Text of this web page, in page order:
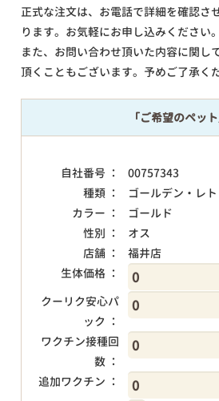
正式な注文は、お電話で詳細を確認さ
ります。お気軽にお申し込みください。
また、お問い合わせ頂いた内容に関し
頂くこともございます。予めご了承く
「ご希望のペット
自社番号 ：
00757343
種類 ：
ゴールデン・レ
カラー ：
ゴールド
性別 ：
オス
店舗 ：
福井店
生体価格 ：
クーリク安心パ
ック ：
ワクチン接種回
数 ：
追加ワクチン ：